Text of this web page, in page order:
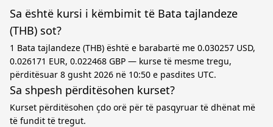
Sa është kursi i këmbimit të Bata tajlandeze
(THB) sot?
1 Bata tajlandeze (THB) është e barabartë me 0.030257 USD,
0.026171 EUR, 0.022468 GBP — kurse të mesme tregu,
përditësuar 8 gusht 2026 në 10:50 e pasdites UTC.
Sa shpesh përditësohen kurset?
Kurset përditësohen çdo orë për të pasqyruar të dhënat më
të fundit të tregut.